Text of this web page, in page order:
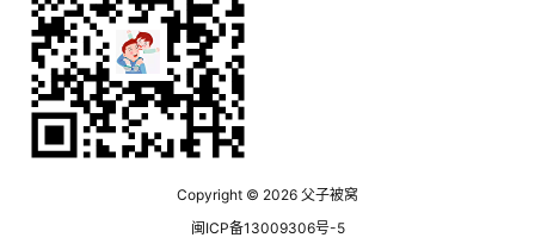
Copyright © 2026 父子被窝
闽ICP备13009306号-5